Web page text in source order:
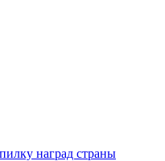
наград страны